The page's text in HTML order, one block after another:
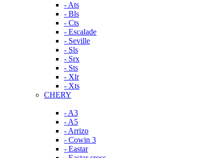
- Ats
- Bls
- Cts
- Escalade
- Seville
- Sls
- Srx
- Sts
- Xlr
- Xts
CHERY
- A3
- A5
- Arrizo
- Cowin 3
- Eastar